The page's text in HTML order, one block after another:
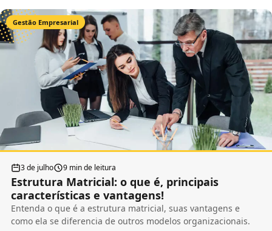
Gestão Empresarial
3 de julho 9 min de leitura
Estrutura Matricial: o que é, principais
características e vantagens!
Entenda o que é a estrutura matricial, suas vantagens e
como ela se diferencia de outros modelos organizacionais.